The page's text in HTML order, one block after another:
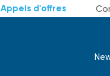
Appels d'offres